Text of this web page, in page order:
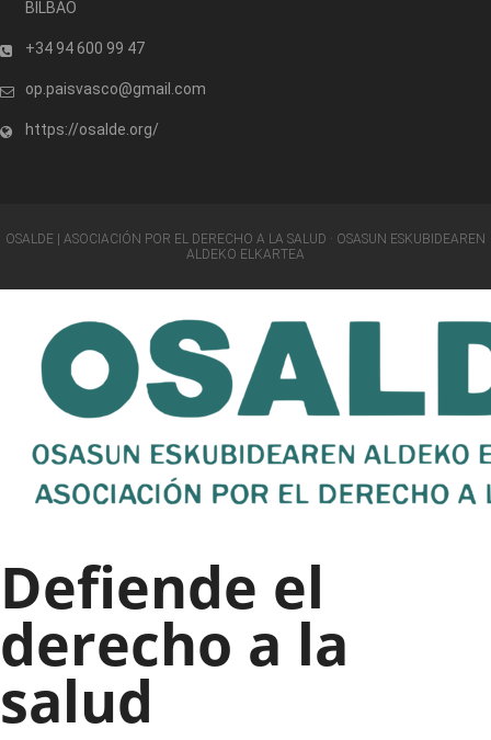
BILBAO
+34 94 600 99 47
op.paisvasco@gmail.com
https://osalde.org/
OSALDE | ASOCIACIÓN POR EL DERECHO A LA SALUD · OSASUN ESKUBIDEAREN
ALDEKO ELKARTEA
Defiende el
derecho a la
salud